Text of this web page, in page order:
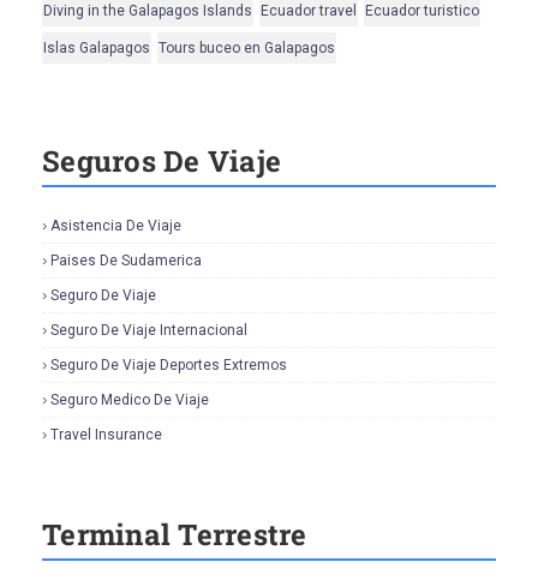
Diving in the Galapagos Islands Ecuador travel Ecuador turistico
Islas Galapagos Tours buceo en Galapagos
Seguros De Viaje
Asistencia De Viaje
Paises De Sudamerica
Seguro De Viaje
Seguro De Viaje Internacional
Seguro De Viaje Deportes Extremos
Seguro Medico De Viaje
Travel Insurance
Terminal Terrestre